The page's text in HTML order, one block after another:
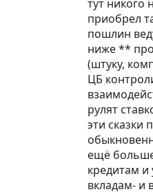
тут никого
приобрел
пошлин
ниже **
(штуку,
ЦБ
рулят
эти сказки
ещё
кредитам
вкладам- и